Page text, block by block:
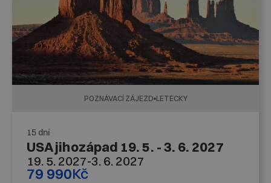
POZNÁVACÍ ZÁJEZD LETECKY
15 dní
USA jihozápad 19. 5. - 3. 6. 2027
19. 5. 2027-3. 6. 2027
79 990Kč